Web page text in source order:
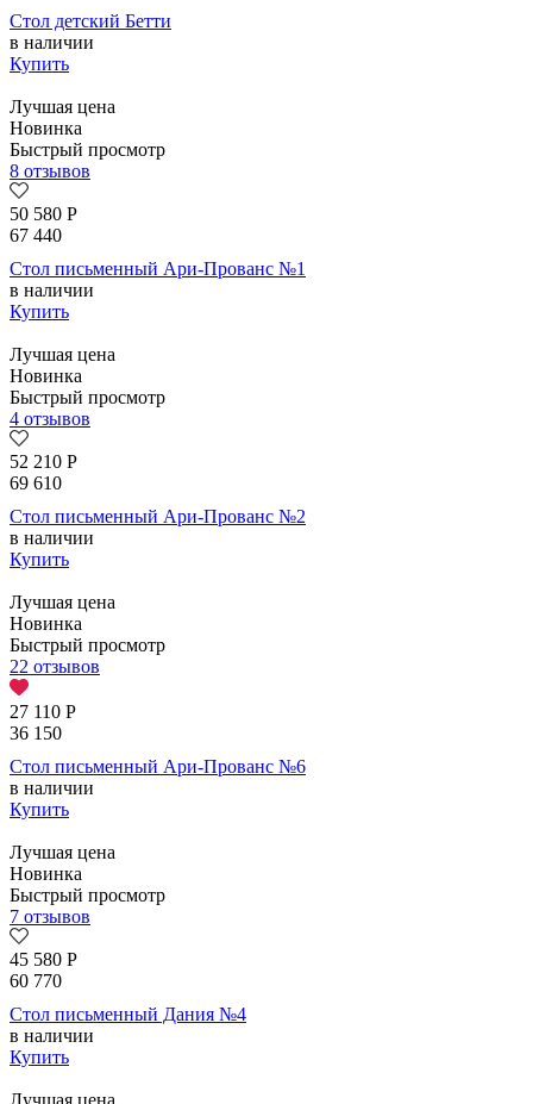
Стол детский Бетти
в наличии
Купить
Лучшая цена
Новинка
Быстрый просмотр
8 отзывов
50 580 Р
67 440
Стол письменный Ари-Прованс №1
в наличии
Купить
Лучшая цена
Новинка
Быстрый просмотр
4 отзывов
52 210 Р
69 610
Стол письменный Ари-Прованс №2
в наличии
Купить
Лучшая цена
Новинка
Быстрый просмотр
22 отзывов
27 110 Р
36 150
Стол письменный Ари-Прованс №6
в наличии
Купить
Лучшая цена
Новинка
Быстрый просмотр
7 отзывов
45 580 Р
60 770
Стол письменный Дания №4
в наличии
Купить